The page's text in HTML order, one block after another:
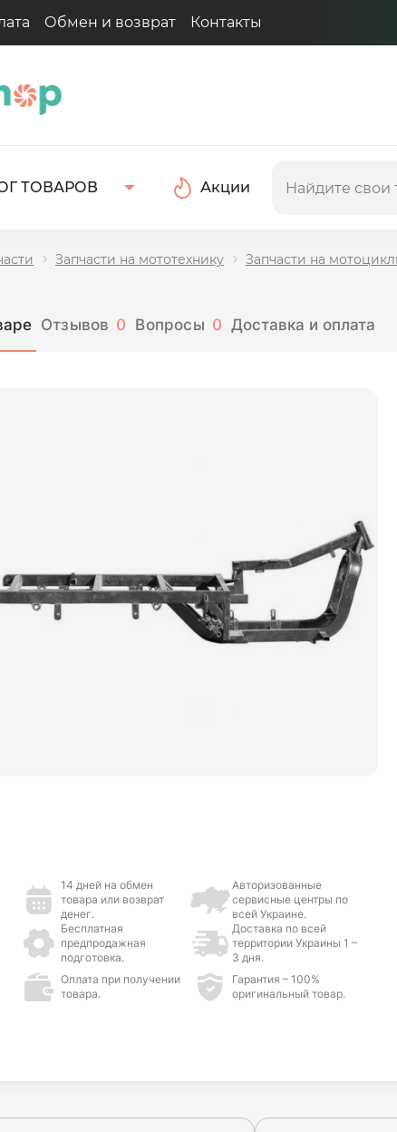
Обмен и возврат Контакты
ТОВАРОВ Акции
Запчасти на мототехнику Запчасти на
Отзывов 0 Вопросы 0 Доставка и оплата
14 дней на обмен
товара или возврат
денег.
Авторизованные
сервисные центры по
всей Украине.
Бесплатная
предпродажная
подготовка.
Доставка по всей
территории Украины 1 –
3 дня.
Оплата при получении
товара.
Гарантия – 100%
оригинальный товар.